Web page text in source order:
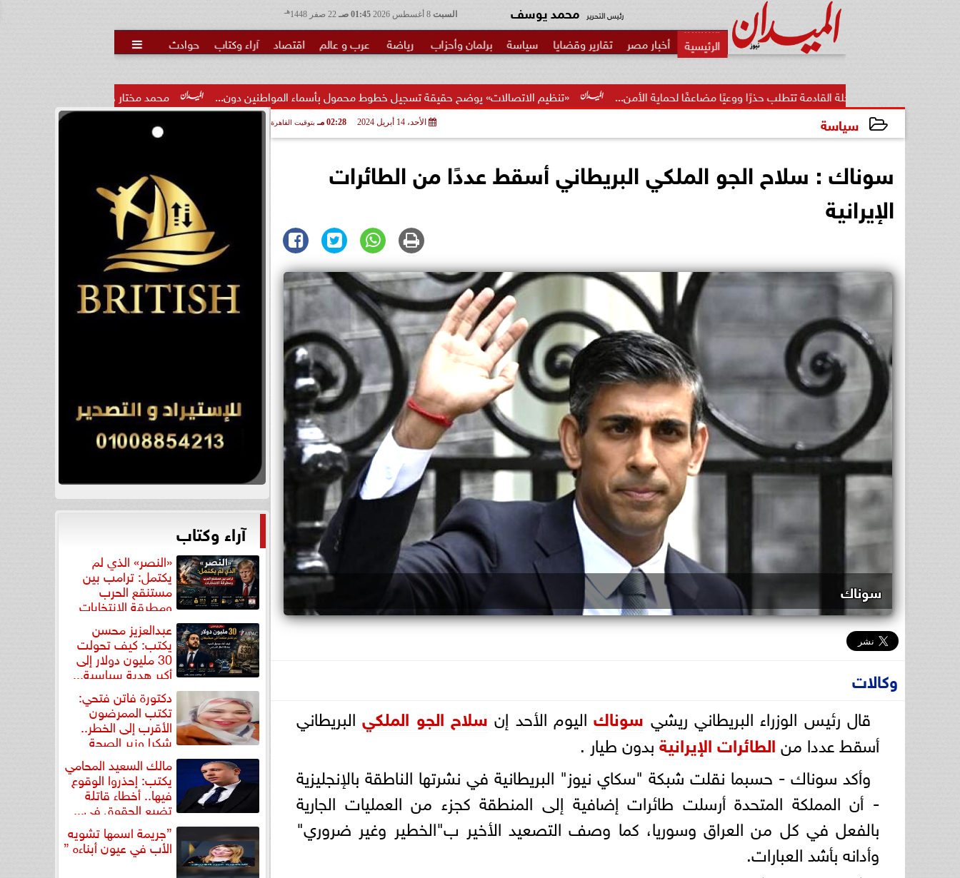
السبت 01:45 صـ هـ رئيس التحرير محمد يوسف
أخبار مصر تقارير وقضايا سياسة برلمان وأحزاب رياضة عرب و عالم اقتصاد آراء وكتاب حوادث 
محمد مختار جمعة: بدل البطالة يجب ألا يتحول لمنحة «تنظيم الاتصالات» يوضح حقيقة تسجيل خطوط محمول بأسماء المواطنين دون... المرحلة القادمة تتطلب حذرًا ووعيًا مضاعفًا لحماية الأمن...
سياسة الأحد، 14 أبريل 2024 02:28 مـ بتوقيت القاهرة
سوناك : سلاح الجو الملكي البريطاني أسقط عددًا من الطائرات
الإيرانية
سوناك
وكالات
قال رئيس الوزراء البريطاني ريشي سوناكاليوم الأحد إن سلاح الجو الملكيالبريطاني
أسقط عددا منالطائرات الإيرانيةبدون طيار .
وأكد سوناك - حسبما نقلت شبكة "سكاي نيوز" البريطانية في نشرتها الناطقة بالإنجليزية
- أن المملكة المتحدة أرسلت طائرات إضافية إلى المنطقة كجزء من العمليات الجارية
بالفعل في كل من العراق وسوريا، كما وصف التصعيد الأخير ب"الخطير وغير ضروري"
وأدانه بأشد العبارات.
آراء وكتاب
«النصر» الذي لم
يكتمل: ترامب بين
مستنقع الحرب
ومطرقة الانتخابات
عبدالعزيز محسن
يكتب: كيف تحولت
30 مليون دولار إلى
أكبر هدية سياسية...
دكتورة فاتن فتحي:
تكتب الممرضون
الأقرب إلى الخطر..
شكرا وزير الصحة
لتكريم... مالك السعيد المحامي
يكتب: إحذروا الوقوع
فيها.. أخطاء قاتلة
تضيع الحقوق في...
”جريمة اسمها تشويه
الأب في عيون أبناءه ”